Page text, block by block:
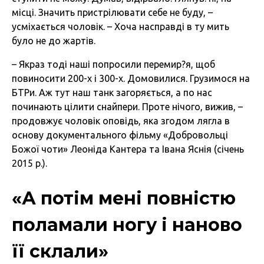
місці. Значить пристрілювати себе не буду, –
усміхається чоловік. – Хоча насправді в ту мить
було не до жартів.
– Якраз тоді наші попросили перемир?я, щоб
повиносити 200-х і 300-х. Домовилися. Грузимося на
БТРи. Аж тут наш танк загоряється, а по нас
починають цілити снайпери. Проте нічого, вижив, –
продовжує чоловік оповідь, яка згодом лягла в
основу документального фільму «Добровольці
Божої чоти» Леоніда Кантера та Івана Яснія (січень
2015 р.).
«А потім мені повністю
поламали ногу і наново
її склали»